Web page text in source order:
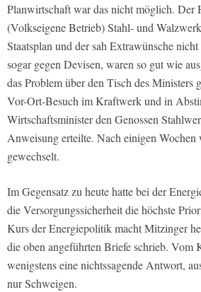
Planwirtschaft war das nicht möglich. Der
(Volkseigene Betrieb) Stahl- und
Staatsplan und der sah Extrawünsche
sogar gegen Devisen, waren so gut wie
das Problem über den Tisch des Ministers
Vor-Ort-Besuch im Kraftwerk und in
Wirtschaftsminister den Genossen
Anweisung erteilte. Nach einigen Wochen
gewechselt.
Im Gegensatz zu heute hatte bei der
die Versorgungssicherheit die höchste
Kurs der Energiepolitik macht Mitzinger
die oben angeführten Briefe schrieb. Vom
wenigstens eine nichtssagende Antwort,
nur Schweigen.